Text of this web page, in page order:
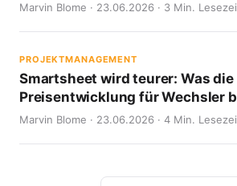
Marvin Blome · 23.06.2026 · 3 Min.
PROJEKTMANAGEMENT
Smartsheet wird teurer: Was die
Preisentwicklung für Wechsler
Marvin Blome · 23.06.2026 · 4 Min.